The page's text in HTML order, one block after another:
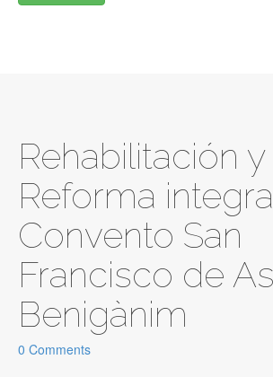
Rehabilitación y
Reforma
Convento San
Francisco de
Benigànim
0 Comments